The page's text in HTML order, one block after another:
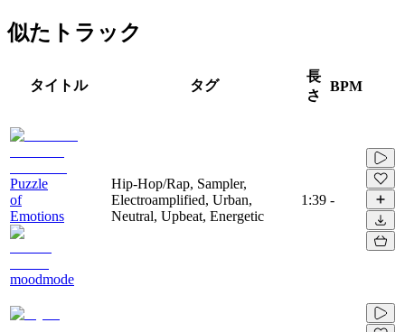
似たトラック
タイトル タグ
長
さ
BPM
Puzzle
of
Emotions
moodmode
Hip-Hop/Rap, Sampler,
Electroamplified, Urban,
Neutral, Upbeat, Energetic
1:39 -